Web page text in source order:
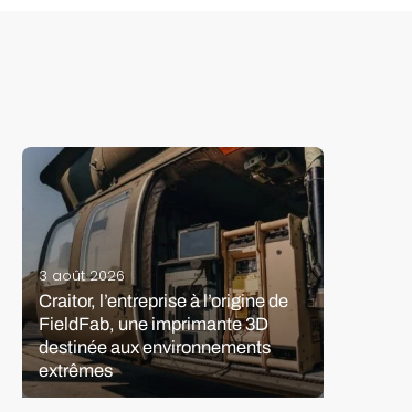
3 août 2026
Craitor, l’entreprise à l’origine de
FieldFab, une imprimante 3D
destinée aux environnements
extrêmes